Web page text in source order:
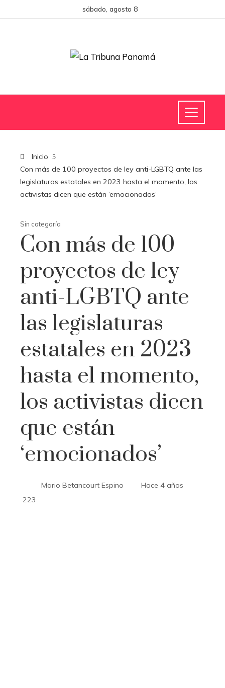
sábado, agosto 8
Inicio
Con más de 100 proyectos de ley anti-LGBTQ ante las
legislaturas estatales en 2023 hasta el momento, los
activistas dicen que están ‘emocionados’
Sin categoría
Con más de 100
proyectos de ley
anti-LGBTQ ante
las legislaturas
estatales en 2023
hasta el momento,
los activistas dicen
que están
‘emocionados’
Mario Betancourt Espino
Hace 4 años
223